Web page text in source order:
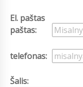
El. paštas
paštas:
telefonas:
Šalis: